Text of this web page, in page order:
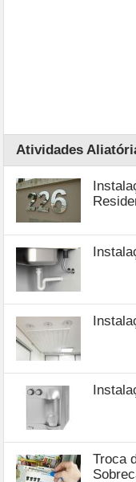
Atividades
Troca